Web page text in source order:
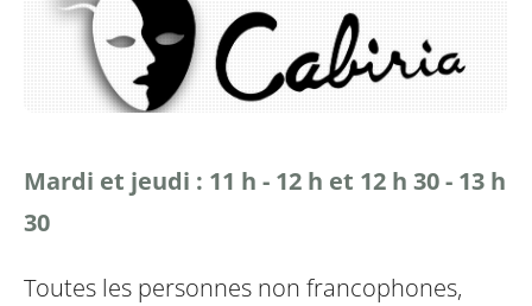
Mardi et jeudi : 11 h - 12 h et 12 h 30 - 13 h
30
Toutes les personnes non francophones,